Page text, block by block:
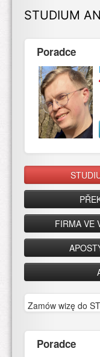
STUDIUM
Poradce
FIRMA VE
Zamów wizę do
Poradce